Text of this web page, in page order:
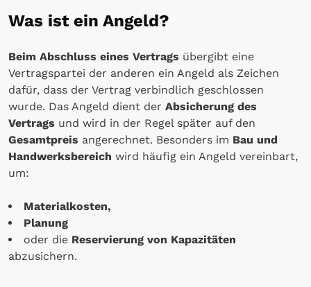
Was ist ein Angeld?
Beim Abschluss eines Vertrags übergibt eine
Vertragspartei der anderen ein Angeld als Zeichen
dafür, dass der Vertrag verbindlich geschlossen
wurde. Das Angeld dient der Absicherung des
Vertrags und wird in der Regel später auf den
Gesamtpreis angerechnet. Besonders im Bau und
Handwerksbereich wird häufig ein Angeld vereinbart,
um:
Materialkosten,
Planung
oder die Reservierung von Kapazitäten
abzusichern.